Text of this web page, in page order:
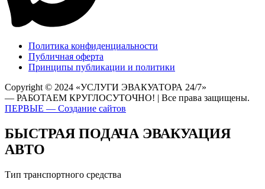
Политика конфиденциальности
Публичная оферта
Принципы публикации и политики
Copyright © 2024 «УСЛУГИ ЭВАКУАТОРА 24/7»
— РАБОТАЕМ КРУГЛОСУТОЧНО! | Все права защищены.
ПЕРВЫЕ — Создание сайтов
БЫСТРАЯ ПОДАЧА ЭВАКУАЦИЯ
АВТО
Тип транспортного средства